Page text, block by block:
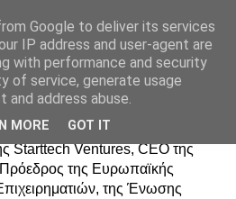
στον Ασπρόπυργο.
στο Πανεπιστήμιο
Οικονομικό Πανεπιστήμιο
Starttech Ventures, CEO της
της Ευρωπαϊκής
της Ένωσης
Google to deliver its services
IP address and user-agent are
with performance and security
of service, generate usage
address abuse.
MORE GOT IT